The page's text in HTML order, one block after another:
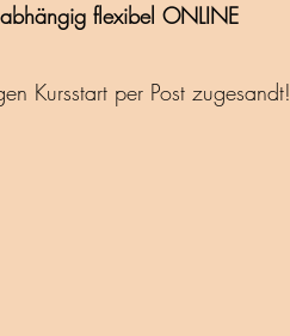
flexibel ONLINE
Kursstart per Post zugesandt!